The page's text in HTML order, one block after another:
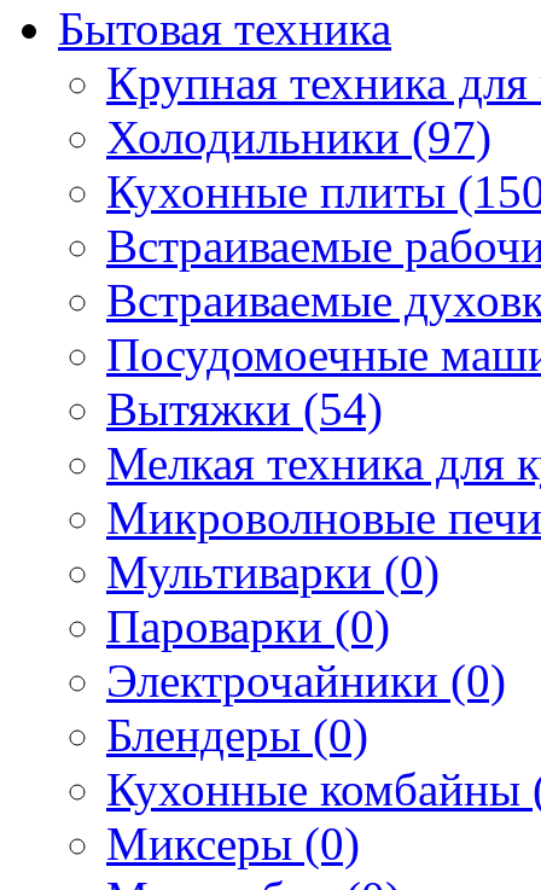
Бытовая техника
Крупная техника
Холодильники (97)
Кухонные плиты
Встраиваемые
Встраиваемые
Посудомоечные
Вытяжки (54)
Мелкая техника для
Микроволновые
Мультиварки (0)
Пароварки (0)
Электрочайники (0)
Блендеры (0)
Кухонные комбайны
Миксеры (0)